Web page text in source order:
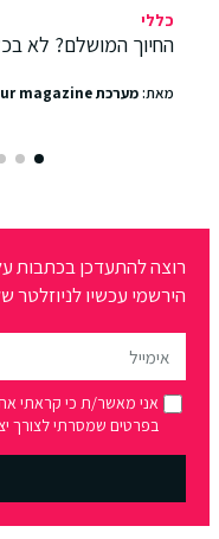
כללי
החיוך המושלם? לא בכל
מאת:מערכת jour magazine
רוצה להתעדכן בכתבות על
הירשמי עכשיו לניוזלטר
אני מאשר/ת כי קראתי את
בפרטים שמסרתי לצורך